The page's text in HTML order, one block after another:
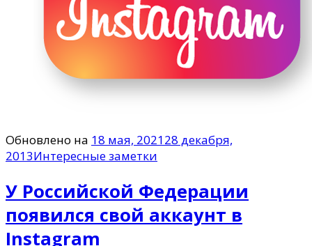
Обновлено на 18 мая, 202128 декабря,
2013Интересные заметки
У Российской Федерации
появился свой аккаунт в
Instagram